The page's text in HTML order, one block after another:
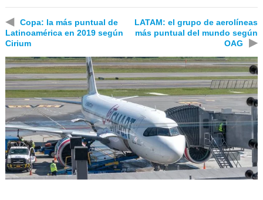
◀
Copa: la más puntual de
Latinoamérica en 2019 según
Cirium
LATAM: el grupo de aerolíneas
más puntual del mundo según
OAG
▶